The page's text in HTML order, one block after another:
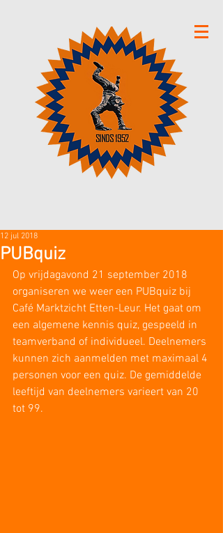
PUBquiz
12 jul 2018
Op vrijdagavond 21 september 2018
organiseren we weer een PUBquiz bij
Café Marktzicht Etten-Leur. Het gaat om
een algemene kennis quiz, gespeeld in
teamverband of individueel. Deelnemers
kunnen zich aanmelden met maximaal 4
personen voor een quiz. De gemiddelde
leeftijd van deelnemers varieert van 20
tot 99.